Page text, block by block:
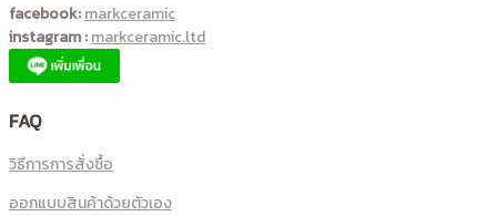
facebook:markceramic
instagram :markceramic.ltd
FAQ
วิธีการการสั่งซื้อ
ออกแบบสินค้าด้วยตัวเอง